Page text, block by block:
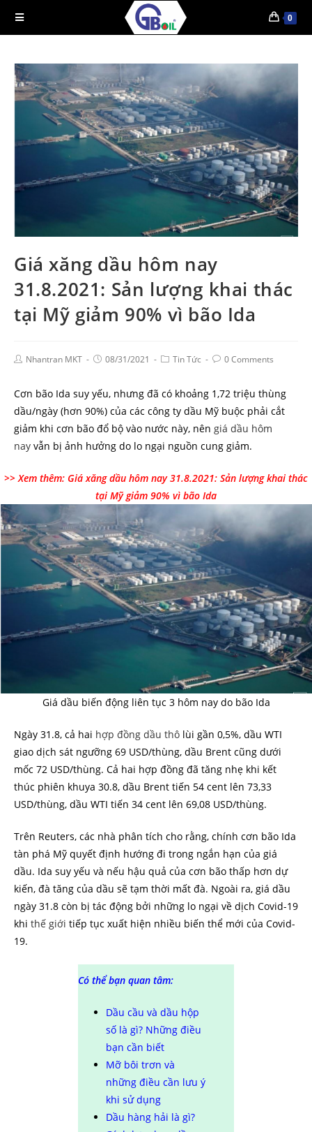
0
Giá xăng dầu hôm nay
31.8.2021: Sản lượng khai thác
tại Mỹ giảm 90% vì bão Ida
Nhantran MKT 08/31/2021 Tin Tức 0 Comments
Cơn bão Ida suy yếu, nhưng đã có khoảng 1,72 triệu thùng
dầu/ngày (hơn 90%) của các công ty dầu Mỹ buộc phải cắt
giảm khi cơn bão đổ bộ vào nước này, nên giá dầu hôm
nay vẫn bị ảnh hưởng do lo ngại nguồn cung giảm.
>> Xem thêm: Giá xăng dầu hôm nay 31.8.2021: Sản lượng khai thác
tại Mỹ giảm 90% vì bão Ida
Giá dầu biến động liên tục 3 hôm nay do bão Ida
Ngày 31.8, cả hai hợp đồng dầu thô lùi gần 0,5%, dầu WTI
giao dịch sát ngưỡng 69 USD/thùng, dầu Brent cũng dưới
mốc 72 USD/thùng. Cả hai hợp đồng đã tăng nhẹ khi kết
thúc phiên khuya 30.8, dầu Brent tiến 54 cent lên 73,33
USD/thùng, dầu WTI tiến 34 cent lên 69,08 USD/thùng.
Trên Reuters, các nhà phân tích cho rằng, chính cơn bão Ida
tàn phá Mỹ quyết định hướng đi trong ngắn hạn của giá
dầu. Ida suy yếu và nếu hậu quả của cơn bão thấp hơn dự
kiến, đà tăng của dầu sẽ tạm thời mất đà. Ngoài ra, giá dầu
ngày 31.8 còn bị tác động bởi những lo ngại về dịch Covid-19
khi thế giới tiếp tục xuất hiện nhiều biến thể mới của Covid-
19.
Có thể bạn quan tâm:
Dầu cầu và dầu hộp
số là gì? Những điều
bạn cần biết
Mỡ bôi trơn và
những điều cần lưu ý
khi sử dụng
Dầu hàng hải là gì?